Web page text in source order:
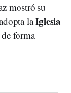
mostró su
laIglesia
forma